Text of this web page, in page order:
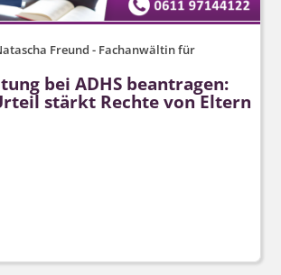
Freund - Fachanwältin für
bei ADHS beantragen:
stärkt Rechte von Eltern